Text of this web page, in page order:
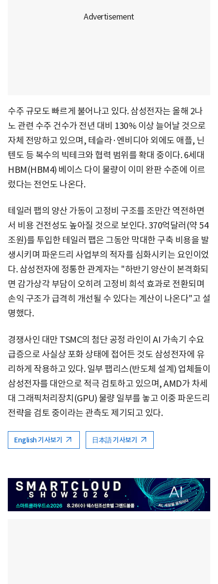
수주 규모도 빠르게 불어나고 있다. 삼성전자는 올해 2나
노 관련 수주 건수가 전년 대비 130% 이상 늘어날 것으로
자체 전망하고 있으며, 테슬라·엔비디아 외에도 애플, 닌
텐도 등 복수의 빅테크와 협력 범위를 확대 중이다. 6세대
HBM(HBM4) 베이스 다이 물량이 이미 완판 수준에 이르
렀다는 전언도 나온다.
테일러 팹의 양산 가동이 고정비 구조를 조만간 역전하면
서 비용 건전성도 높아질 것으로 보인다. 370억달러(약 54
조원)를 투입한 테일러 팹은 그동안 막대한 구축 비용을 발
생시키며 파운드리 사업부의 적자를 심화시키는 요인이었
다. 삼성전자에 정통한 관계자는 "하반기 양산이 본격화되
면 감가상각 부담이 오히려 고정비 희석 효과로 전환되며
손익 구조가 급격히 개선될 수 있다는 계산이 나온다"고 설
명했다.
경쟁사인 대만 TSMC의 첨단 공정 라인이 AI 가속기 수요
급증으로 사실상 포화 상태에 접어든 것도 삼성전자에 유
리하게 작용하고 있다. 일부 팹리스(반도체 설계) 업체들이
삼성전자를 대안으로 적극 검토하고 있으며, AMD가 차세
대 그래픽처리장치(GPU) 물량 일부를 놓고 이중 파운드리
전략을 검토 중이라는 관측도 제기되고 있다.
English 기사보기 日本語 기사보기